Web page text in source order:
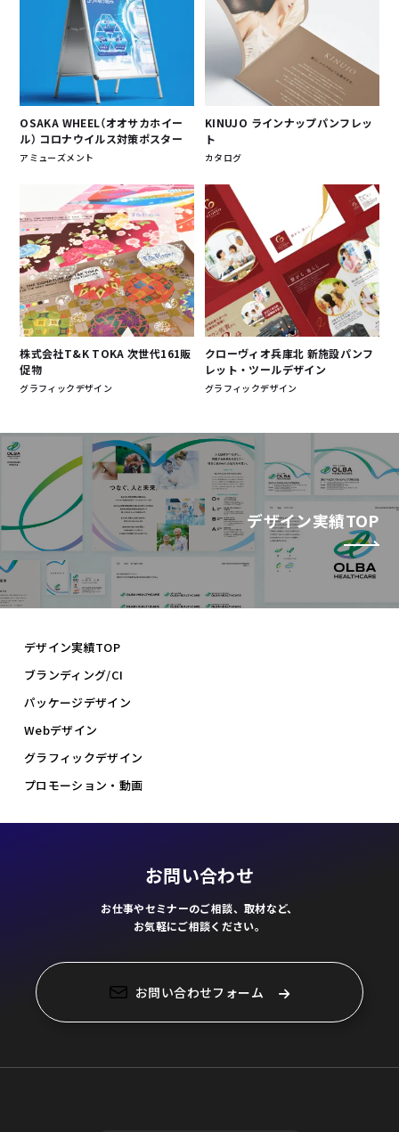
OSAKA WHEEL（オオサカホイー
ル） コロナウイルス対策ポスター
アミューズメント
KINUJO ラインナップパンフレッ
ト
カタログ
株式会社T&K TOKA 次世代161販
促物
グラフィックデザイン
クローヴィオ兵庫北 新施設パンフ
レット・ツールデザイン
グラフィックデザイン
デザイン実績TOP
デザイン実績TOP
ブランディング/CI
パッケージデザイン
Webデザイン
グラフィックデザイン
プロモーション・動画
お問い合わせ
お仕事やセミナーのご相談、取材など、
お気軽にご相談ください。
お問い合わせフォーム